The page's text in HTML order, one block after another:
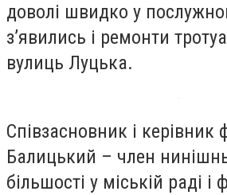
доволі швидко у
з’явились і ремонти
вулиць Луцька.
Співзасновник і керівник
Балицький – член
більшості у міській раді і